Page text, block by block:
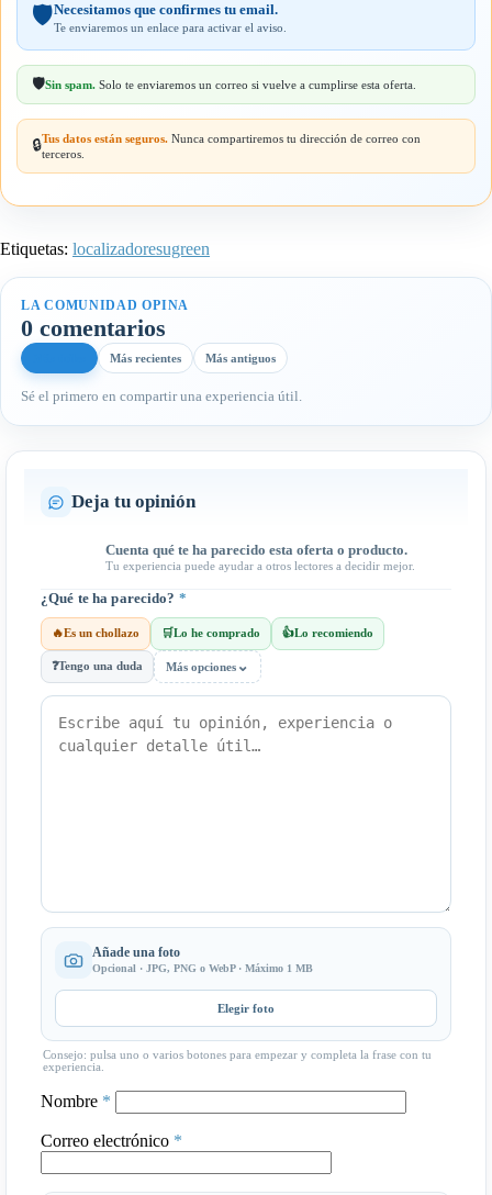
🛡️Necesitamos que confirmes tu email.
Te enviaremos un enlace para activar el aviso.
🛡️Sin spam. Solo te enviaremos un correo si vuelve a cumplirse esta oferta.
🔒Tus datos están seguros. Nunca compartiremos tu dirección de correo con
terceros.
Etiquetas: localizadoresugreen
LA COMUNIDAD OPINA
0 comentarios
Más recientes Más antiguos
Sé el primero en compartir una experiencia útil.
Deja tu opinión
Cuenta qué te ha parecido esta oferta o producto.
Tu experiencia puede ayudar a otros lectores a decidir mejor.
¿Qué te ha parecido? *
🔥Es un chollazo 🛒Lo he comprado 👍Lo recomiendo
❓Tengo una duda Más opciones ⌄
Añade una foto
Opcional · JPG, PNG o WebP · Máximo 1 MB
Elegir foto
Consejo: pulsa uno o varios botones para empezar y completa la frase con tu
experiencia.
Nombre *
Correo electrónico *